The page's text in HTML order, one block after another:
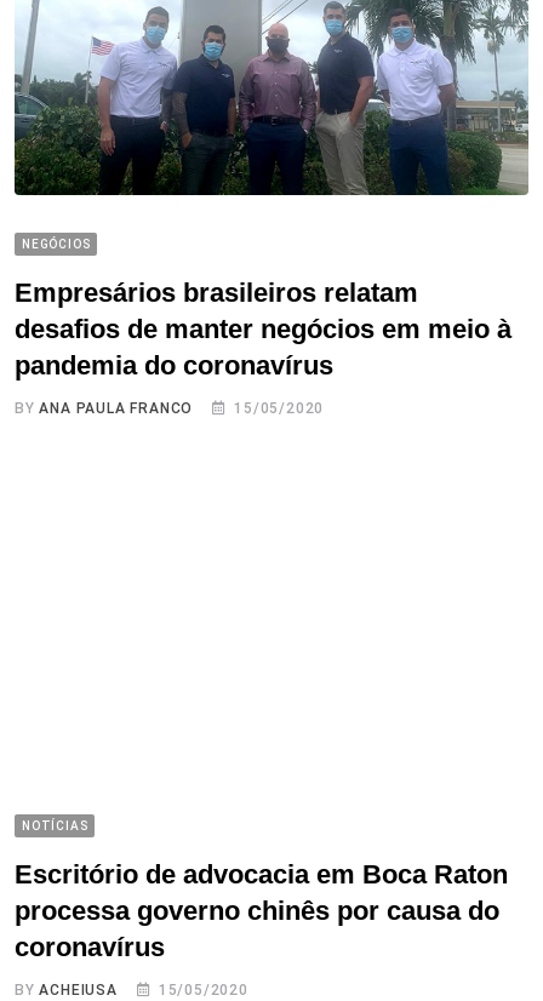
NEGÓCIOS
Empresários brasileiros relatam
desafios de manter negócios em meio à
pandemia do coronavírus
BYANA PAULA FRANCO 15/05/2020
NOTÍCIAS
Escritório de advocacia em Boca Raton
processa governo chinês por causa do
coronavírus
BYACHEIUSA 15/05/2020